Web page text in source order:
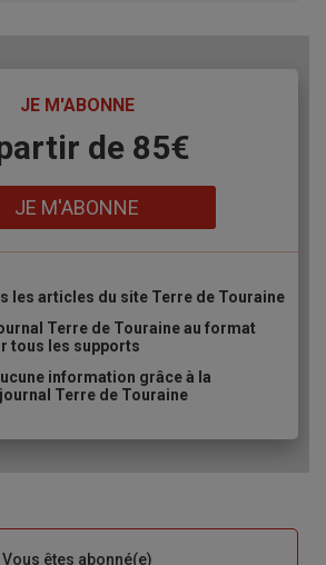
JE M'ABONNE
de 85€
JE M'ABONNE
les articles du site Terre de Touraine
Terre de Touraine au format
tous les supports
information grâce à la
Terre de Touraine
Vous êtes abonné(e)